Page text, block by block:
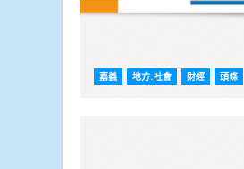
嘉義 地方.社會 財經 頭條